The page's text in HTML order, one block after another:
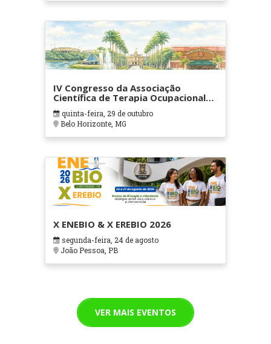
IV Congresso da Associação
Científica de Terapia Ocupacional
em Contextos Hospitalares e
Cuidados Paliativos - ATOHOSP
quinta-feira, 29 de outubro
Belo Horizonte, MG
X ENEBIO & X EREBIO 2026
segunda-feira, 24 de agosto
João Pessoa, PB
VER MAIS EVENTOS